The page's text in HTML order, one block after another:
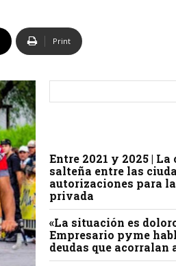
Print
Entre 2021 y 2025 |
salteña entre las
autorizaciones para
privada
«La situación es
Empresario pyme
deudas que acorralan